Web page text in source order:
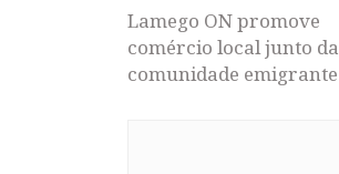
Lamego ON promove
comércio local junto da
comunidade emigrante